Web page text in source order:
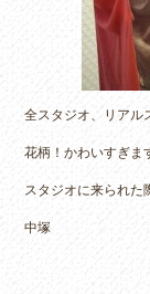
全スタジオ、リアル
花柄！かわいすぎま
スタジオに来られた
中塚